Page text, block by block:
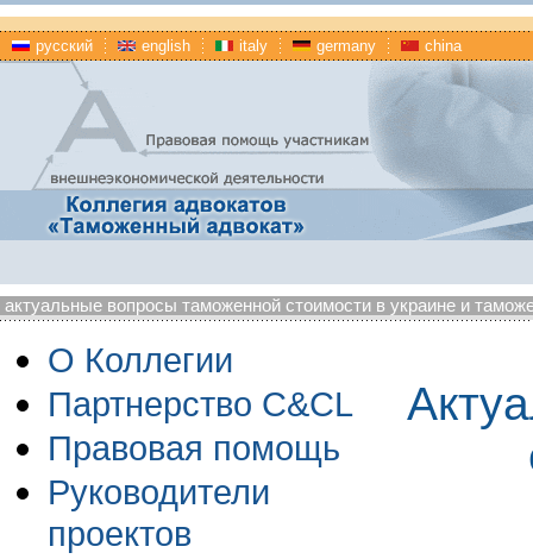
русский english italy germany china
актуальные вопросы таможенной стоимости в украине и
О Коллегии
Партнерство C&CL
Правовая помощь
Руководители
проектов